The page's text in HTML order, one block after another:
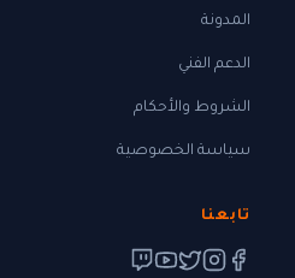
المدونة
الدعم الفني
الشروط والأحكام
سياسة الخصوصية
تابعنا